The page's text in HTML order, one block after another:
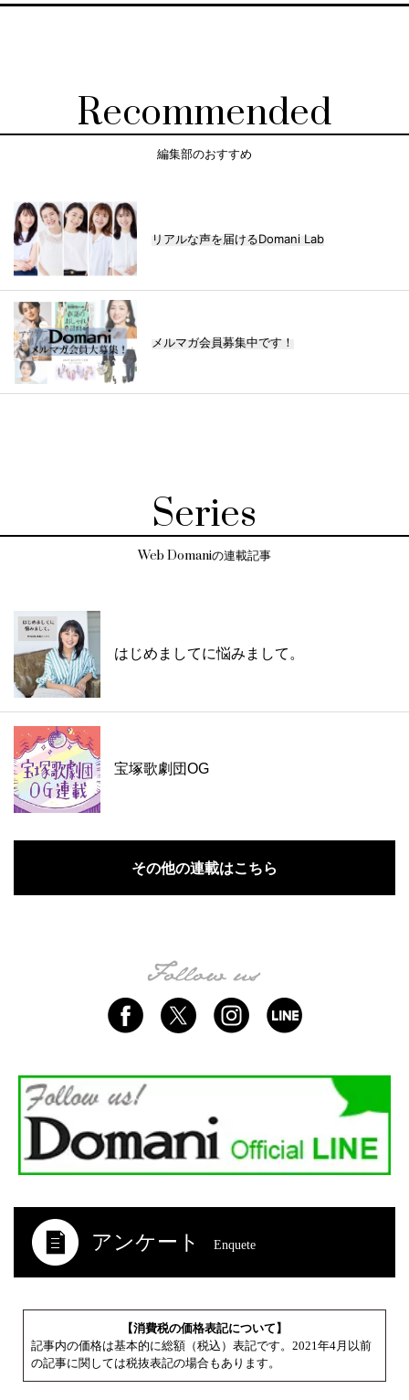
Recommended
編集部のおすすめ
リアルな声を届けるDomani Lab
メルマガ会員募集中です！
Series
Web Domaniの連載記事
はじめましてに悩みまして。
宝塚歌劇団OG
その他の連載はこちら
アンケート Enquete
【消費税の価格表記について】
記事内の価格は基本的に総額（税込）表記です。2021年4月以前
の記事に関しては税抜表記の場合もあります。